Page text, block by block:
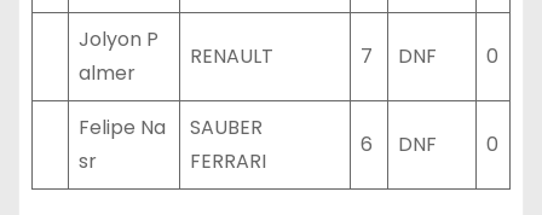
Jolyon P
almer
RENAULT 7 DNF 0
Felipe Na
sr
SAUBER
FERRARI
6 DNF 0